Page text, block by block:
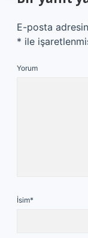
E-posta
* ile
Yorum
İsim*